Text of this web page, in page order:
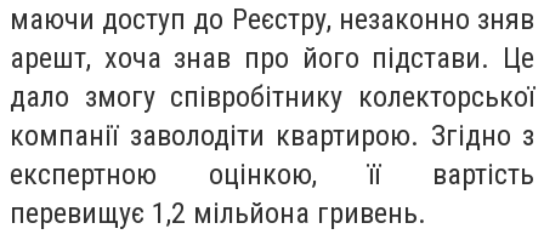
маючи доступ до Реєстру, незаконно зняв
арешт, хоча знав про його підстави. Це
дало змогу співробітнику колекторської
компанії заволодіти квартирою. Згідно з
експертною оцінкою, її вартість
перевищує 1,2 мільйона гривень.